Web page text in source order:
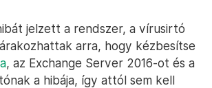
jelzett a rendszer, a vírusirtó
arra, hogy kézbesítse
, az Exchange Server 2016-ot és a
a hibája, így attól sem kell